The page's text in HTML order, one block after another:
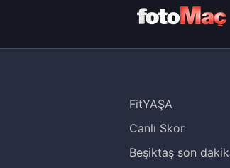
FitYAŞA
Canlı Skor
Beşiktaş son